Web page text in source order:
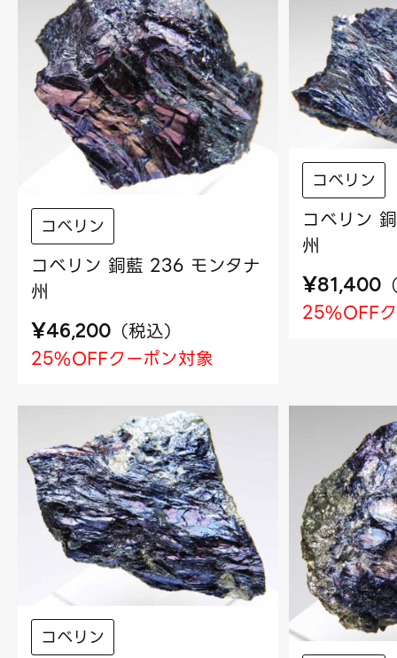
コベリン
コベリン 銅藍 236 モンタナ
州
¥46,200 （税込）
25%OFFクーポン対象
コベリン
コベリン
州
¥81,400
25%OFF
コベリン